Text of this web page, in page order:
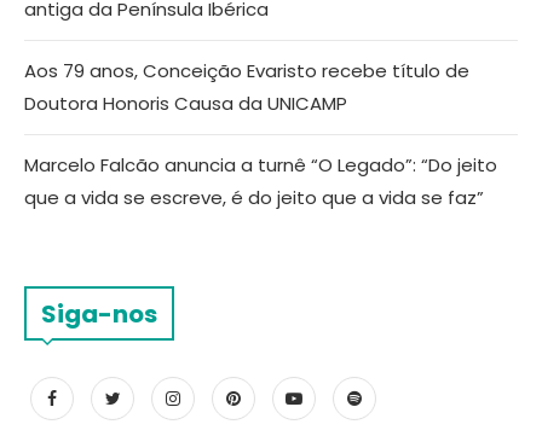
antiga da Península Ibérica
Aos 79 anos, Conceição Evaristo recebe título de
Doutora Honoris Causa da UNICAMP
Marcelo Falcão anuncia a turnê “O Legado”: “Do jeito
que a vida se escreve, é do jeito que a vida se faz”
Siga-nos